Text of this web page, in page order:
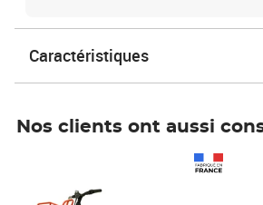
Caractéristiques
Nos clients ont aussi